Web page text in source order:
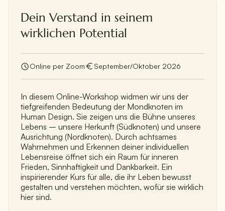
Dein Verstand in seinem
wirklichen Potential
Online per Zoom September/Oktober 2026
In diesem Online-Workshop widmen wir uns der
tiefgreifenden Bedeutung der Mondknoten im
Human Design. Sie zeigen uns die Bühne unseres
Lebens – unsere Herkunft (Südknoten) und unsere
Ausrichtung (Nordknoten). Durch achtsames
Wahrnehmen und Erkennen deiner individuellen
Lebensreise öffnet sich ein Raum für inneren
Frieden, Sinnhaftigkeit und Dankbarkeit. Ein
inspirierender Kurs für alle, die ihr Leben bewusst
gestalten und verstehen möchten, wofür sie wirklich
hier sind.